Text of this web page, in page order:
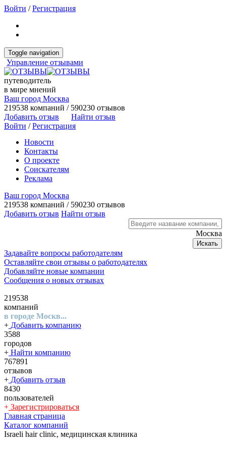
Войти /Регистрация
Toggle navigation
Управление отзывами
путеводитель
в мире мнений
Ваш город Москва
219538 компаний / 590230 отзывов
Добавить отзыв
Найти отзыв
Войти /Регистрация
Новости
Контакты
О проекте
Соискателям
Реклама
Ваш город Москва
219538 компаний / 590230 отзывов
Добавить отзыв Найти отзыв
Москва
Искать
Задавайте вопросы работодателям
Оставляйте свои отзывы о работодателях
Добавляйте новые компании
Сообщения о новых отзывах
219538
компаний
в городе Москв...
+ Добавить компанию
3588
городов
+ Найти компанию
767891
отзывов
+ Добавить отзыв
8430
пользователей
+ Зарегистрироваться
Главная страница
Каталог компаний
Israeli hair clinic, медицинская клиника